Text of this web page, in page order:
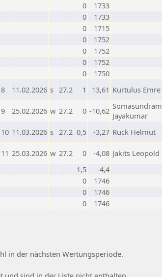
0
1733
0
1733
0
1715
0
1752
0
1752
0
1752
0
1750
8 11.02.2026 s 27.2 1 13,61 Kurtulus Emre
9 25.02.2026 w 27.2 0 -10,62 Somasundram
Jayakumar
10 11.03.2026 s 27.2 0,5 -3,27 Ruck Helmut
11 25.03.2026 w 27.2 0 -4,08 Jakits Leopold
1,5
-4,4
0
1746
0
1746
0
1746
in der nächsten Wertungsperiode.